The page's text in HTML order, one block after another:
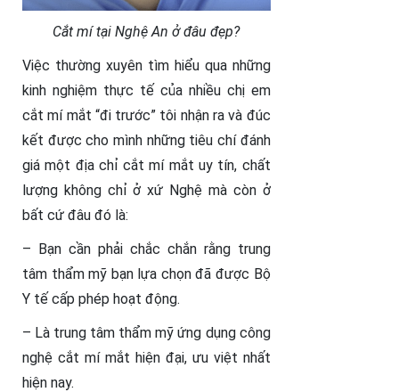
Cắt mí tại Nghệ An ở đâu đẹp?
Việc thường xuyên tìm hiểu qua những
kinh nghiệm thực tế của nhiều chị em
cắt mí mắt “đi trước” tôi nhận ra và đúc
kết được cho mình những tiêu chí đánh
giá một địa chỉ cắt mí mắt uy tín, chất
lượng không chỉ ở xứ Nghệ mà còn ở
bất cứ đâu đó là:
– Bạn cần phải chắc chắn rằng trung
tâm thẩm mỹ bạn lựa chọn đã được Bộ
Y tế cấp phép hoạt động.
– Là trung tâm thẩm mỹ ứng dụng công
nghệ cắt mí mắt hiện đại, ưu việt nhất
hiện nay.